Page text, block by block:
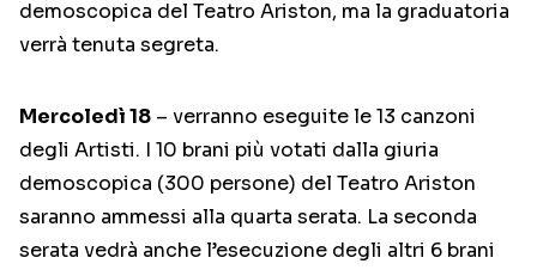
demoscopica del Teatro Ariston, ma la graduatoria
verrà tenuta segreta.
Mercoledì 18 – verranno eseguite le 13 canzoni
degli Artisti. I 10 brani più votati dalla giuria
demoscopica (300 persone) del Teatro Ariston
saranno ammessi alla quarta serata. La seconda
serata vedrà anche l’esecuzione degli altri 6 brani